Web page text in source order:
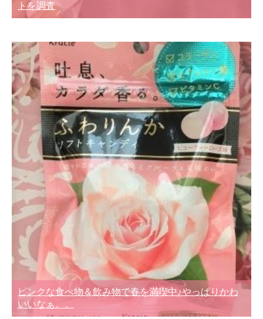
トを調査
ピンクな食べ物＆飲み物で春を満喫中♪やっぱりかわ
いいなぁ。。